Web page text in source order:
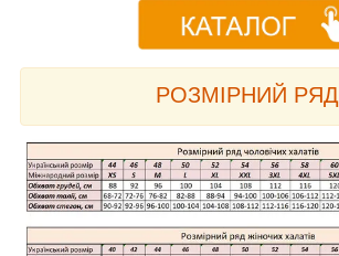
РОЗМІРНИЙ РЯД